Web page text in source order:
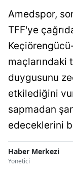
Amedspor,
TFF'ye
maçlarındaki
duygusunu
etkilediğini
sapmadan
edeceklerini
Haber Merkezi
Yönetici